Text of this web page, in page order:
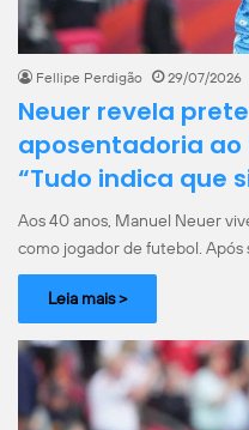
Fellipe Perdigão 29/07/2026
Neuer revela
aposentadoria
“Tudo indica que
Aos 40 anos, Manuel Neuer
como jogador de futebol. Após
Leia mais >